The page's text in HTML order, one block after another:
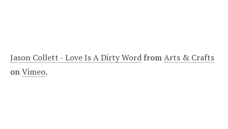
Jason Collett - Love Is A Dirty Word fromArts & Crafts
onVimeo.